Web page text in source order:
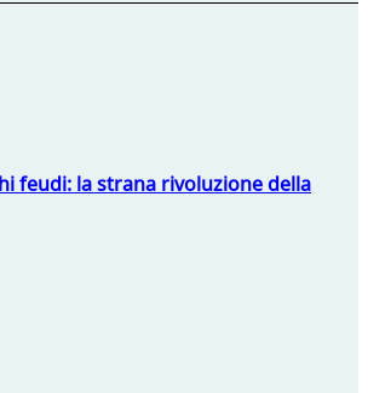
feudi: la strana rivoluzione della